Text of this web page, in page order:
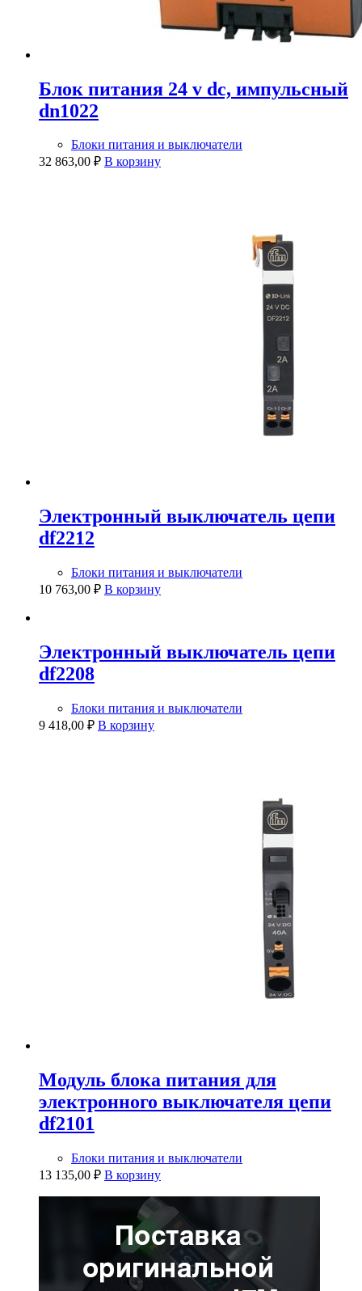
Блок питания 24 v dc, импульсный
dn1022
Блоки питания и выключатели
32 863,00 ₽ В корзину
Электронный выключатель цепи
df2212
Блоки питания и выключатели
10 763,00 ₽ В корзину
Электронный выключатель цепи
df2208
Блоки питания и выключатели
9 418,00 ₽ В корзину
Модуль блока питания для
электронного выключателя цепи
df2101
Блоки питания и выключатели
13 135,00 ₽ В корзину